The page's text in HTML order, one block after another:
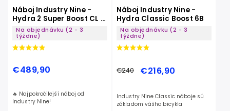
Náboj Industry Nine -
Hydra 2 Super Boost CL -
32 Dier
Na objednávku (2 - 3
týždne)
€489,90
🔥 Najpokročilejší náboj od
Industry Nine!
Náboj Industry Nine -
Hydra Classic Boost 6B
Na objednávku (2 - 3
týždne)
€240 €216,90
Industry Nine Classic náboje sú
základom vášho bicykla